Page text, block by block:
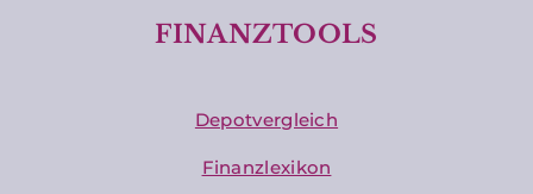
FINANZTOOLS
Depotvergleich
Finanzlexikon